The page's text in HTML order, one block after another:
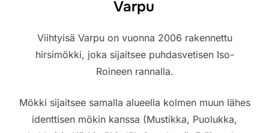
Varpu
Viihtyisä Varpu on vuonna 2006 rakennettu
hirsimökki, joka sijaitsee puhdasvetisen Iso-
Roineen rannalla.
Mökki sijaitsee samalla alueella kolmen muun lähes
identtisen mökin kanssa (Mustikka, Puolukka,